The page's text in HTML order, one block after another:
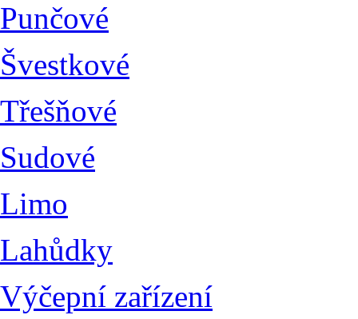
Punčové
Švestkové
Třešňové
Sudové
Limo
Lahůdky
Výčepní zařízení